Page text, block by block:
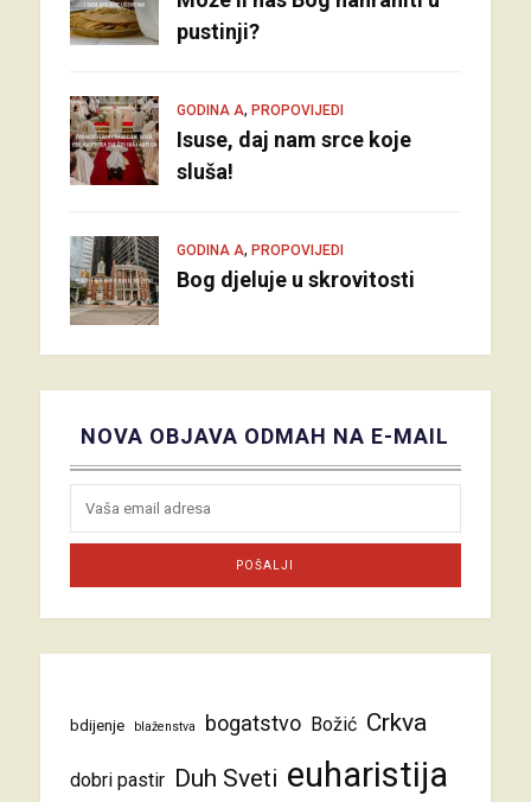
pustinji?
GODINA A, PROPOVIJEDI
Isuse, daj nam srce koje
sluša!
GODINA A, PROPOVIJEDI
Bog djeluje u skrovitosti
NOVA OBJAVA ODMAH NA E-MAIL
bdijenje blaženstva bogatstvo Božić Crkva
dobri pastir Duh Sveti euharistija